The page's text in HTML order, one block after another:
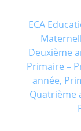
ECA
Deuxième
Primaire –
année,
Quatrième